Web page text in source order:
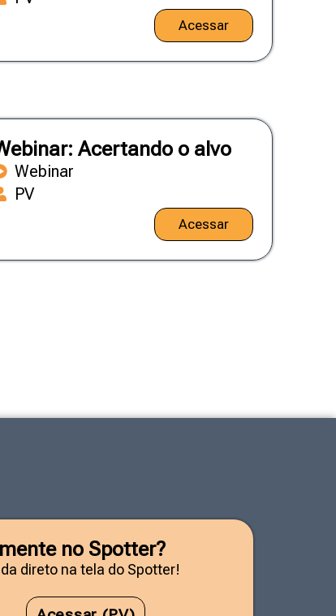
Acessar
Acertando o alvo
Webinar
PV
Acessar
no Spotter?
direto na tela do Spotter!